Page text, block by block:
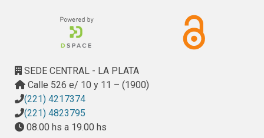
SEDE CENTRAL - LA PLATA
Calle 526 e/ 10 y 11 – (1900)
(221) 4217374
(221) 4823795
08.00 hs a 19.00 hs